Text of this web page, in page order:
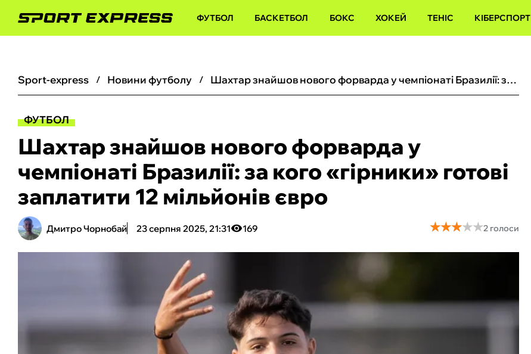
ФУТБОЛ БАСКЕТБОЛ БОКС ХОКЕЙ ТЕНІС КІБЕРСПОРТ
sport-express новини футболу Шахтар знайшов нового форварда у чемпіонаті Бразилії: за кого «гірники» готові заплатити 12 мільйонів євро
ФУТБОЛ
Шахтар знайшов нового форварда у
чемпіонаті Бразилії: за кого «гірники» готові
заплатити 12 мільйонів євро
Дмитро Чорнобай 23 серпня 2025, 21:31 169 ★★★★★
★★★★★2 голоси